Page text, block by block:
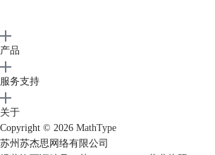
产品
服务支持
关于
Copyright © 2026 MathType
苏州苏杰思网络有限公司